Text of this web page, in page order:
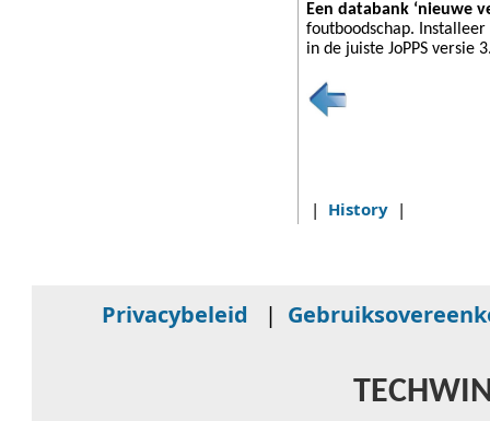
Een databank ‘nieuwe
foutboodschap.
in de juiste JoPPS versie
| History |
Privacybeleid |